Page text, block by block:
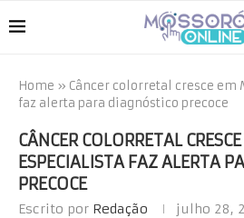
Home » Câncer colorretal cresce em
faz alerta para diagnóstico precoce
CÂNCER COLORRETAL
ESPECIALISTA FAZ ALERTA
PRECOCE
Escrito por Redação julho 28,